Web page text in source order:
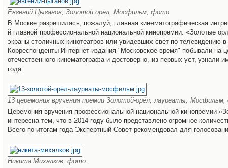
Евгений Цыганов, Золотой орёл, Мосфильм, фото
В Москве разрешилась, пожалуй, главная кинематографическая
й главной профессиональной национальной кинопремии.
экраны столичных кинотеатров или увидевших свет по телевидению
Корреспонденты Интернет-издания "Московское время" побывали
отечественного кинематографа и достоверно, из первых уст,
года.
13 церемония вручения премии Золотой-орёл, лауреаты,
Церемония вручения профессиональной национальной кинопремии
интересна тем, что в 2014 году было представлено огромное
Всего по итогам года Экспертный Cовет рекомендовал для
Никита Михалков, фото